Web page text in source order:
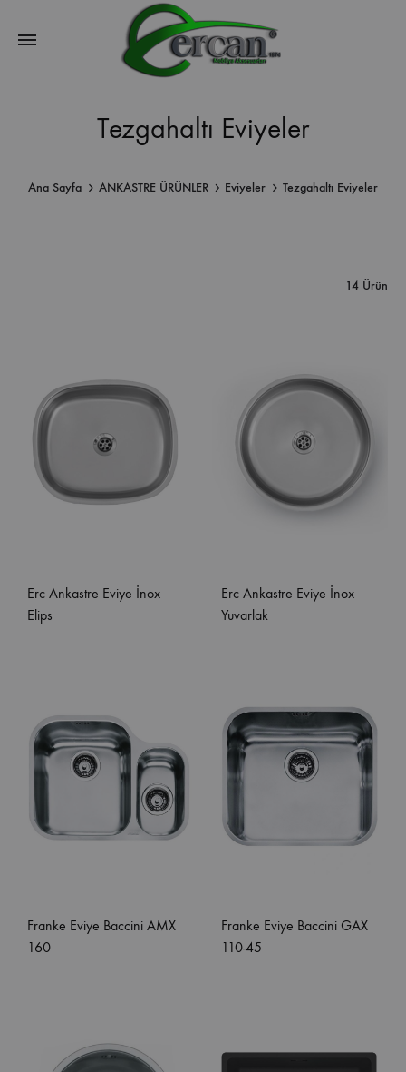
Tezgahaltı Eviyeler
Ana Sayfa ANKASTRE ÜRÜNLER Eviyeler Tezgahaltı Eviyeler
14 Ürün
Erc Ankastre Eviye İnox
Elips
Erc Ankastre Eviye İnox
Yuvarlak
Franke Eviye Baccini AMX
160
Franke Eviye Baccini GAX
110-45